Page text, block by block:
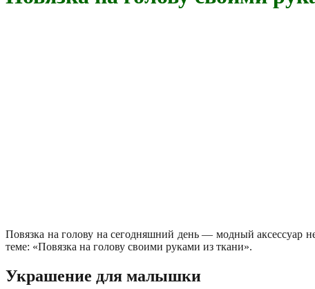
Повязка на голову на сегодняшний день — модный аксессуар
теме: «Повязка на голову своими руками из ткани».
Украшение для малышки